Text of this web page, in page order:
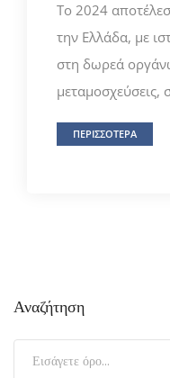
Το 2024
την Ελλάδα, με
στη δωρεά
ΠΕΡΙΣΣΟΤΕΡΑ
Αναζήτηση